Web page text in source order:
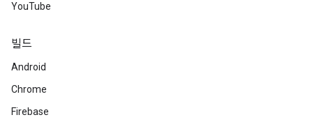
YouTube
빌드
Android
Chrome
Firebase